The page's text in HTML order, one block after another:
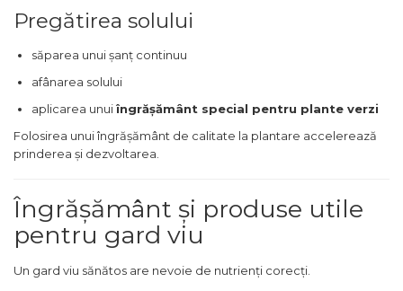
Pregătirea solului
săparea unui șanț continuu
afânarea solului
aplicarea unuiîngrășământ special pentru plante verzi
Folosirea unui îngrășământ de calitate la plantare accelerează
prinderea și dezvoltarea.
Îngrășământ și produse utile
pentru gard viu
Un gard viu sănătos are nevoie de nutrienți corecți.